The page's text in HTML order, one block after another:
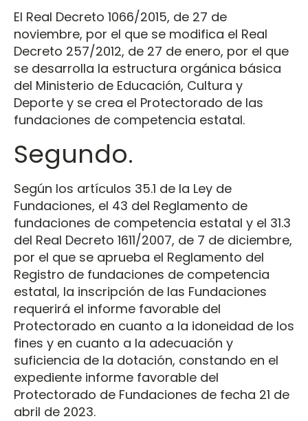
El Real Decreto 1066/2015, de 27 de
noviembre, por el que se modifica el Real
Decreto 257/2012, de 27 de enero, por el que
se desarrolla la estructura orgánica básica
del Ministerio de Educación, Cultura y
Deporte y se crea el Protectorado de las
fundaciones de competencia estatal.
Segundo.
Según los artículos 35.1 de la Ley de
Fundaciones, el 43 del Reglamento de
fundaciones de competencia estatal y el 31.3
del Real Decreto 1611/2007, de 7 de diciembre,
por el que se aprueba el Reglamento del
Registro de fundaciones de competencia
estatal, la inscripción de las Fundaciones
requerirá el informe favorable del
Protectorado en cuanto a la idoneidad de los
fines y en cuanto a la adecuación y
suficiencia de la dotación, constando en el
expediente informe favorable del
Protectorado de Fundaciones de fecha 21 de
abril de 2023.